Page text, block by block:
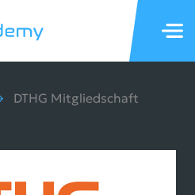
DTHG Mitgliedschaft